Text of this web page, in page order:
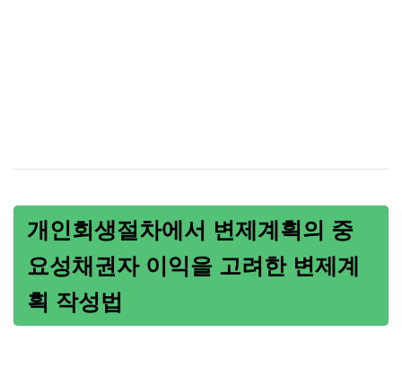
개인회생절차에서 변제계획의 중
요성채권자 이익을 고려한 변제계
획 작성법